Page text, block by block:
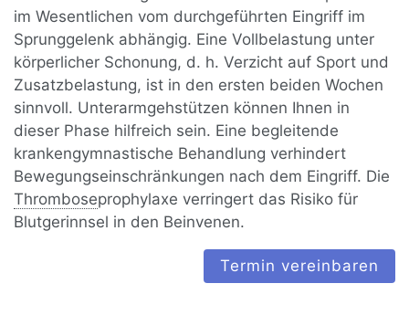
im Wesentlichen vom durchgeführten Eingriff im
Sprunggelenk abhängig. Eine Vollbelastung unter
körperlicher Schonung, d. h. Verzicht auf Sport und
Zusatzbelastung, ist in den ersten beiden Wochen
sinnvoll. Unterarmgehstützen können Ihnen in
dieser Phase hilfreich sein. Eine begleitende
krankengymnastische Behandlung verhindert
Bewegungseinschränkungen nach dem Eingriff. Die
Thromboseprophylaxe verringert das Risiko für
Blutgerinnsel in den Beinvenen.
Termin vereinbaren